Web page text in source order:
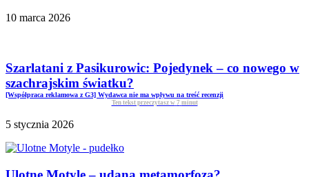
10 marca 2026
Szarlatani z Pasikurowic: Pojedynek – co nowego w
szachrajskim światku?
[Współpraca reklamowa z G3] Wydawca nie ma wpływu na treść recenzji
Ten tekst przeczytasz w 7 minut
5 stycznia 2026